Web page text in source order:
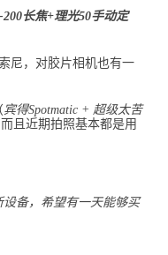
长焦+理光50手动定
尼，对胶片相机也有一
宾得Spotmatic + 超级太苦
且近期拍照基本都是用
备，希望有一天能够买